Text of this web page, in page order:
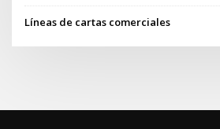
Líneas de cartas comerciales